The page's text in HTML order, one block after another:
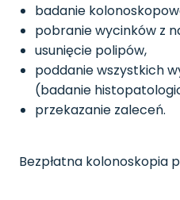
badanie
pobranie wycinków z
usunięcie polipów,
poddanie wszystkich
(badanie
przekazanie zaleceń.
Bezpłatna kolonoskopia